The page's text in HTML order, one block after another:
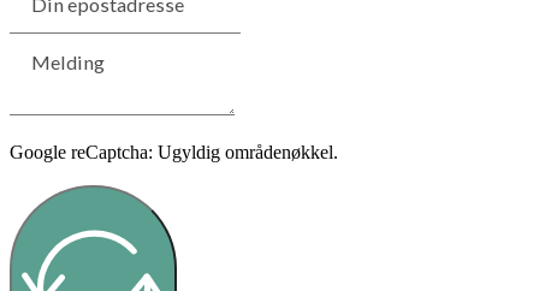
Google reCaptcha: Ugyldig områdenøkkel.